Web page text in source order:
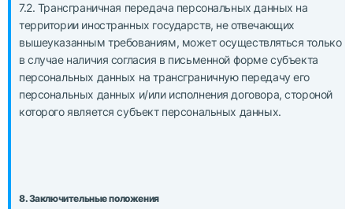
7.2. Трансграничная передача персональных данных на
территории иностранных государств, не отвечающих
вышеуказанным требованиям, может осуществляться только
в случае наличия согласия в письменной форме субъекта
персональных данных на трансграничную передачу его
персональных данных и/или исполнения договора, стороной
которого является субъект персональных данных.
8. Заключительные положения